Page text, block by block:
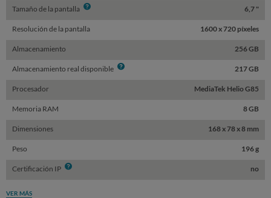
Tamaño de la pantalla Info 6,7 "
Resolución de la pantalla 1600 x 720 píxeles
Almacenamiento 256 GB
Almacenamiento real disponible Info 217 GB
Procesador MediaTek Helio G85
Memoria RAM 8 GB
Dimensiones 168 x 78 x 8 mm
Peso 196 g
Certificación IP Info no
VER MÁS